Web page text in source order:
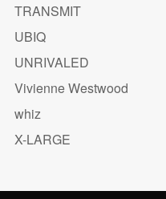
TRANSMIT
UBIQ
UNRIVALED
Vivienne Westwood
whiz
X-LARGE